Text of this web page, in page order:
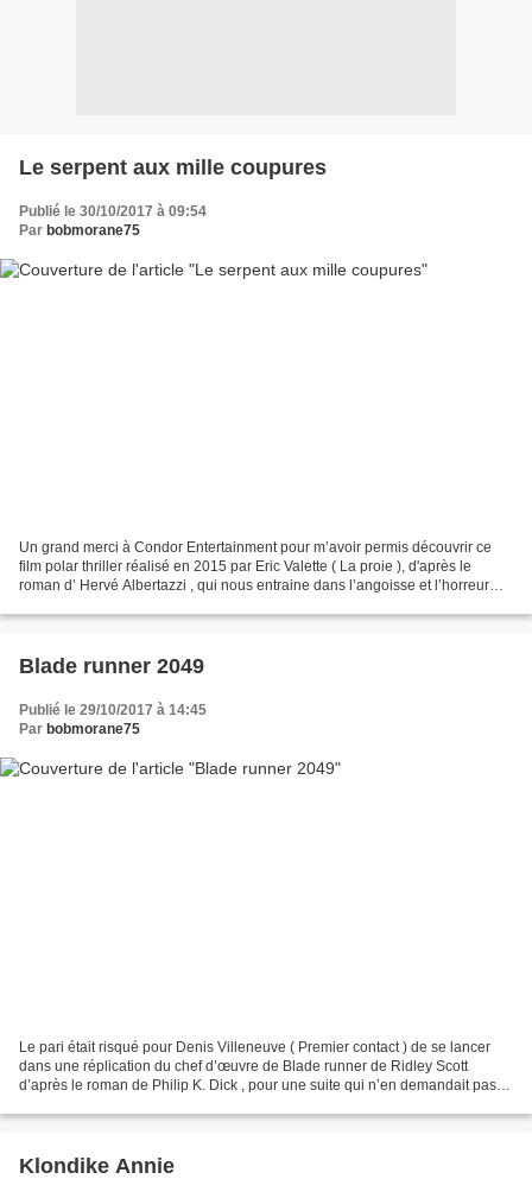
Le serpent aux mille coupures
Publié le 30/10/2017 à 09:54
Par bobmorane75
Un grand merci à Condor Entertainment pour m’avoir permis découvrir ce
film polar thriller réalisé en 2015 par Eric Valette ( La proie ), d'après le
roman d’ Hervé Albertazzi , qui nous entraine dans l’angoisse et l’horreur
Blade runner 2049
Publié le 29/10/2017 à 14:45
Par bobmorane75
Le pari était risqué pour Denis Villeneuve ( Premier contact ) de se lancer
dans une réplication du chef d’œuvre de Blade runner de Ridley Scott
d’après le roman de Philip K. Dick , pour une suite qui n’en demandait pas
Klondike Annie